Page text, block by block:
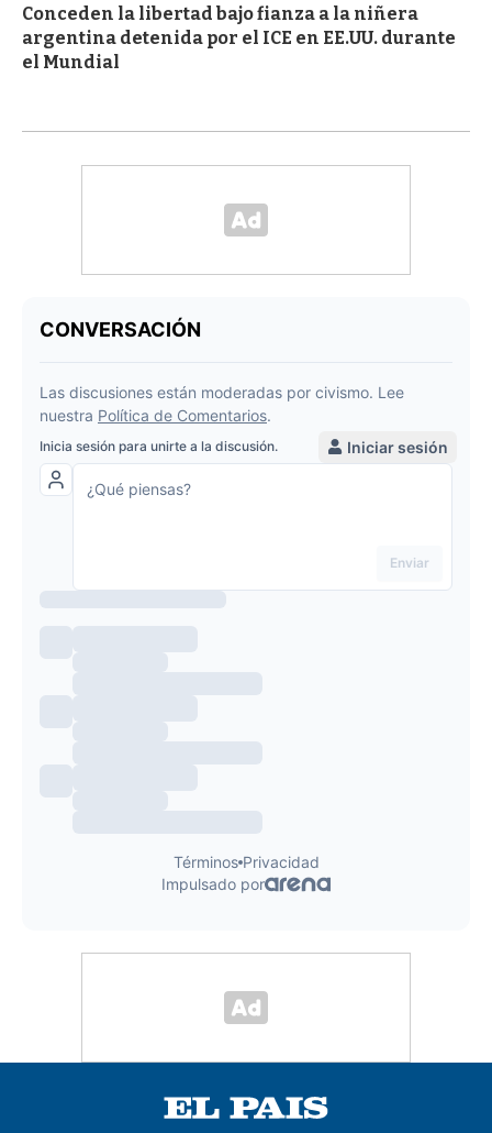
Conceden la libertad bajo fianza a la niñera
argentina detenida por el ICE en EE.UU. durante
el Mundial